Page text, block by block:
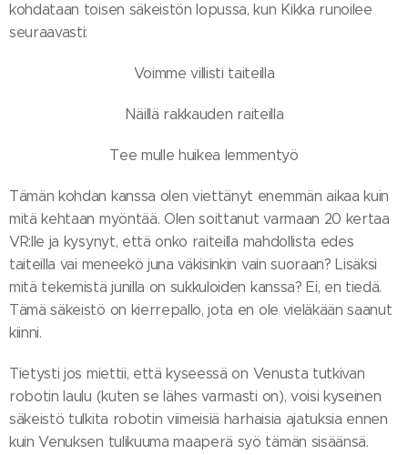
kohdataan toisen säkeistön lopussa, kun Kikka runoilee
seuraavasti:
Voimme villisti taiteilla
Näillä rakkauden raiteilla
Tee mulle huikea lemmentyö
Tämän kohdan kanssa olen viettänyt enemmän aikaa kuin
mitä kehtaan myöntää. Olen soittanut varmaan 20 kertaa
VR:lle ja kysynyt, että onko raiteilla mahdollista edes
taiteilla vai meneekö juna väkisinkin vain suoraan? Lisäksi
mitä tekemistä junilla on sukkuloiden kanssa? Ei, en tiedä.
Tämä säkeistö on kierrepallo, jota en ole vieläkään saanut
kiinni.
Tietysti jos miettii, että kyseessä on Venusta tutkivan
robotin laulu (kuten se lähes varmasti on), voisi kyseinen
säkeistö tulkita robotin viimeisiä harhaisia ajatuksia ennen
kuin Venuksen tulikuuma maaperä syö tämän sisäänsä.